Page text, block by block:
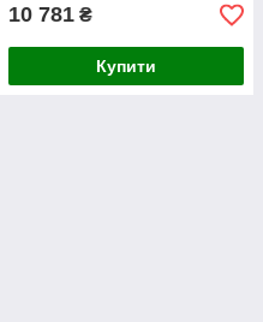
10 781 ₴
Купити